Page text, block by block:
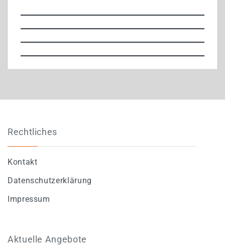
Rechtliches
Kontakt
Datenschutzerklärung
Impressum
Aktuelle Angebote